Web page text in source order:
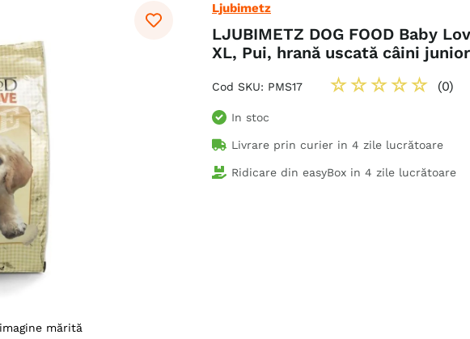
6. hrana uscata câini
7. hypoallergenic
8. acana
9.
recompense caini
10. brit caini
Ljubimetz
LJUBIMETZ DOG FOOD Baby
XL, Pui, hrană uscată câini
Cod SKU: PMS17 ☆☆☆☆☆ (0)
In stoc
Livrare prin curier in 4 zile lucrătoare
Ridicare din easyBox in 4 zile lucrătoare